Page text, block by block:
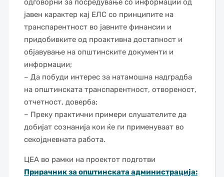
одговорни за посредување со информации од
јавен карактер кај ЕЛС со принципите на
транспарентност во јавните финансии и
придобивките од проактивна достапност и
објавување на општинските документи и
информации;
– Да побуди интерес за натамошна надградба
на општинската транспарентност, отвореност,
отчетност, доверба;
– Преку практични примери слушателите да
добијат сознанија кои ќе ги применуваат во
секојдневната работа.
ЦЕА во рамки на проектот подготви
Прирачник за општинската администрација: